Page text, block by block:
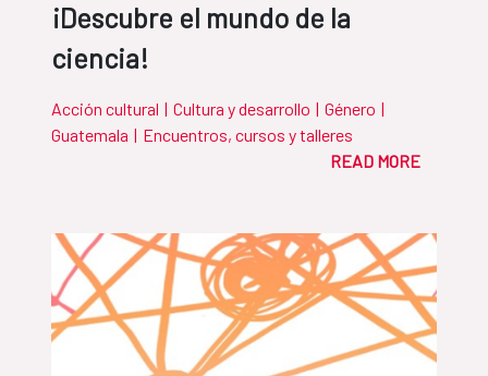
¡Descubre el mundo de la
ciencia!
Acción cultural | Cultura y desarrollo | Género |
Guatemala | Encuentros, cursos y talleres
READ MORE